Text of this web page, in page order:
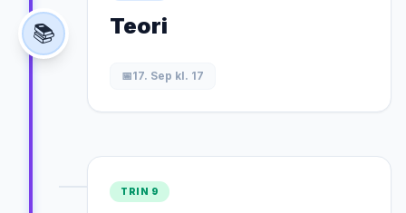
Teori
📅17. Sep kl. 17
📚
TRIN 9